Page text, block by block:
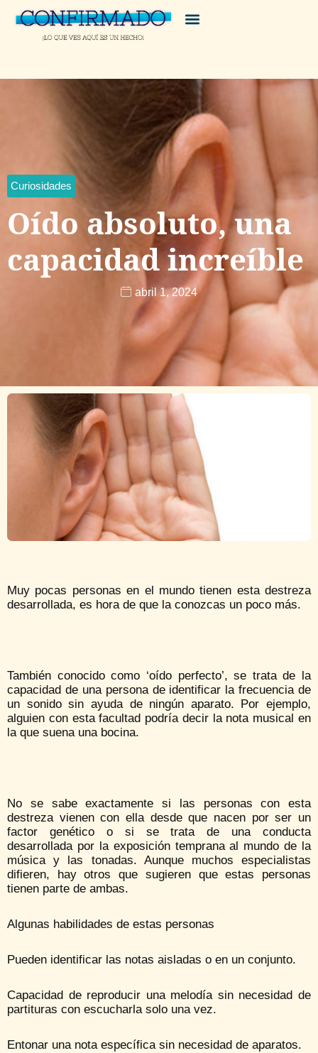
Curiosidades
Oído absoluto, una
capacidad increíble
abril 1, 2024
Muy pocas personas en el mundo tienen esta destreza
desarrollada, es hora de que la conozcas un poco más.
También conocido como ‘oído perfecto’, se trata de la
capacidad de una persona de identificar la frecuencia de
un sonido sin ayuda de ningún aparato. Por ejemplo,
alguien con esta facultad podría decir la nota musical en
la que suena una bocina.
No se sabe exactamente si las personas con esta
destreza vienen con ella desde que nacen por ser un
factor genético o si se trata de una conducta
desarrollada por la exposición temprana al mundo de la
música y las tonadas. Aunque muchos especialistas
difieren, hay otros que sugieren que estas personas
tienen parte de ambas.
Algunas habilidades de estas personas
Pueden identificar las notas aisladas o en un conjunto.
Capacidad de reproducir una melodía sin necesidad de
partituras con escucharla solo una vez.
Entonar una nota específica sin necesidad de aparatos.